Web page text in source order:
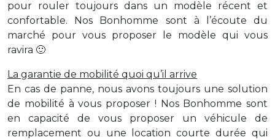
pour rouler toujours dans un modèle récent et
confortable. Nos Bonhomme sont à l’écoute du
marché pour vous proposer le modèle qui vous
ravira 🙂
La garantie de mobilité quoi qu’il arrive
En cas de panne, nous avons toujours une solution
de mobilité à vous proposer ! Nos Bonhomme sont
en capacité de vous proposer un véhicule de
remplacement ou une location courte durée qui